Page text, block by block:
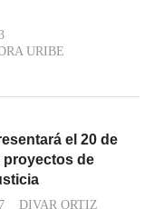
URIBE
el 20 de
de
DIVAR ORTIZ